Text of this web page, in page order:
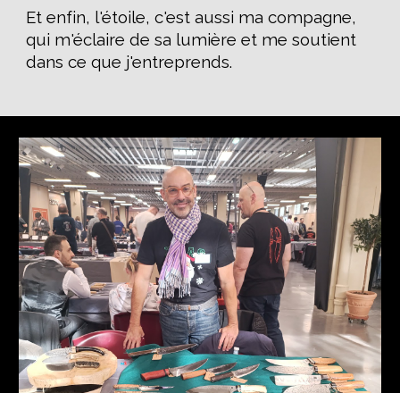
Et enfin, l'étoile, c'est aussi ma compagne,
qui m'éclaire de sa lumière et me soutient
dans ce que j'entreprends.